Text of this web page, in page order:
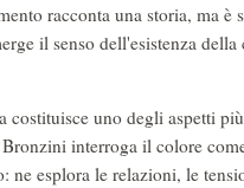
racconta una storia, ma è
il senso dell'esistenza della
costituisce uno degli aspetti
interroga il colore
ne esplora le relazioni, le